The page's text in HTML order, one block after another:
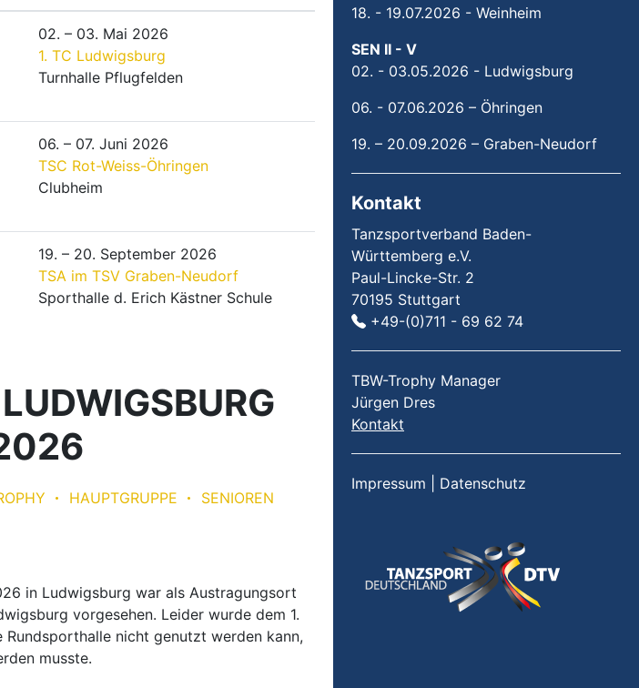
02. – 03. Mai 2026
1. TC Ludwigsburg
Turnhalle Pflugfelden
06. – 07. Juni 2026
TSC Rot-Weiss-Öhringen
Clubheim
19. – 20. September 2026
TSA im TSV Graben-Neudorf
Sporthalle d. Erich Kästner Schule
HAUPTGRUPPE SENIOREN
in Ludwigsburg war als Austragungsort
vorgesehen. Leider wurde dem 1.
nicht genutzt werden kann,
musste.
18. - 19.07.2026 - Weinheim
SEN II - V
02. - 03.05.2026 - Ludwigsburg
06. - 07.06.2026 – Öhringen
19. – 20.09.2026 – Graben-Neudorf
Kontakt
Tanzsportverband Baden-
Württemberg e.V.
Paul-Lincke-Str. 2
70195 Stuttgart
+49-(0)711 - 69 62 74
TBW-Trophy Manager
Jürgen Dres
Kontakt
Impressum Datenschutz